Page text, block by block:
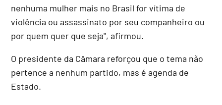
nenhuma mulher mais no Brasil for vítima de
violência ou assassinato por seu companheiro ou
por quem quer que seja", afirmou.
O presidente da Câmara reforçou que o tema não
pertence a nenhum partido, mas é agenda de
Estado.